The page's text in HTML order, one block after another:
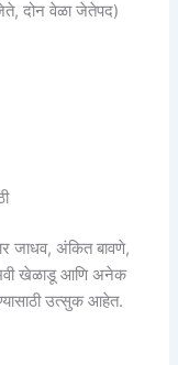
दोन वेळा जेतेपद)
जाधव, अंकित बावणे,
खेळाडू आणि अनेक
उत्सुक आहेत.